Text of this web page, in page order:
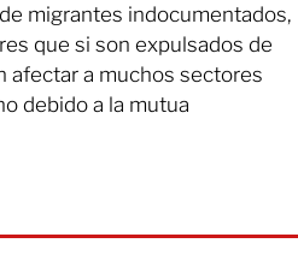
migrantes indocumentados,
que si son expulsados de
afectar a muchos sectores
debido a la mutua